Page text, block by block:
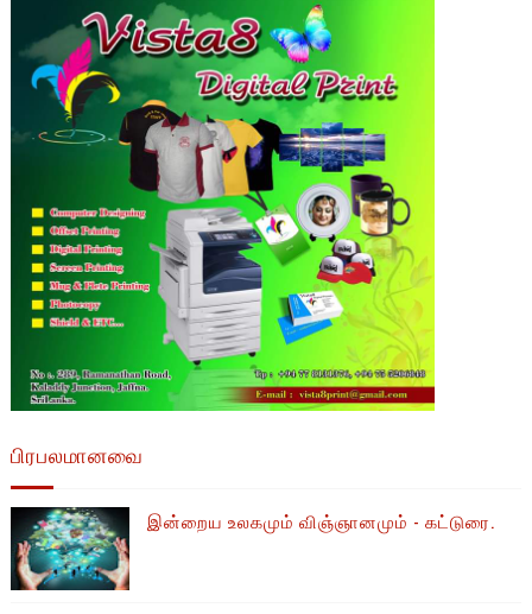
பிரபலமானவை
இன்றைய உலகமும் விஞ்ஞானமும் - கட்டுரை.